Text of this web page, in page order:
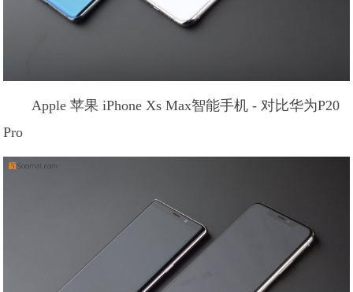
Apple 苹果 iPhone Xs Max智能手机 - 对比华为P20
Pro